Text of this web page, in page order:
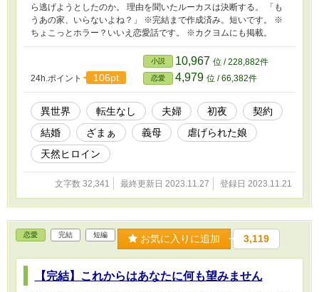
ら逃げようとしたのか。 理由を聞いたルーカスは決断する。 「も
うあの家、いらないよね？」 ※完結まで作成済み。短いです。 ※
ちょこっとホラー？いいえ恋愛話です。 ※カクヨムにも掲載。
24h.ポイント 106pt
小説 10,967 位 / 228,882件
恋愛 4,979 位 / 66,382件
異世界 転生なし 夫婦 初夜
契約
結婚
ざまぁ 義母
虐げられた娘
天然ヒロイン
文字数 32,341 最終更新日 2023.11.27 登録日 2023.11.21
恋愛 完結 短編 お気に入りに追加 3,119
【完結】これからはあなたに何も望みません